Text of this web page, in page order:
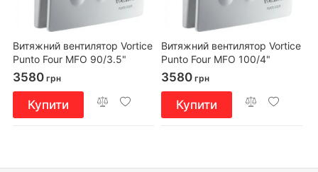
Витяжний вентилятор Vortice
Punto Four MFO 90/3.5"
3580 грн
Купити
Витяжний вентилятор Vortice
Punto Four MFO 100/4"
3580 грн
Купити